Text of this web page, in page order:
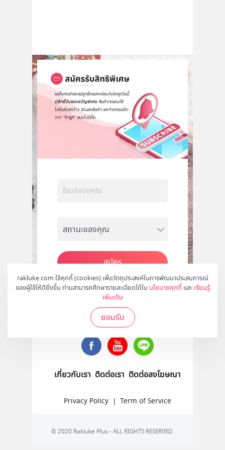
rakluke.com ใช้คุกกี้ (cookies) เพื่อวัตถุประสงค์ในการพัฒนาประสบการณ์
ของผู้ใช้ให้ดียิ่งขึ้น ท่านสามารถศึกษารายละเอียดได้ใน นโยบายคุกกี้ และ เรียนรู้
เพิ่มเติม
ยอมรับ
สมัคร
ติดตามเราได้ที่
เกี่ยวกับเรา ติดต่อเรา ติดต่อลงโฆษณา
Privacy Policy | Term of Service
© 2020 Rakluke Plus - ALL RIGHTS RESERVED.